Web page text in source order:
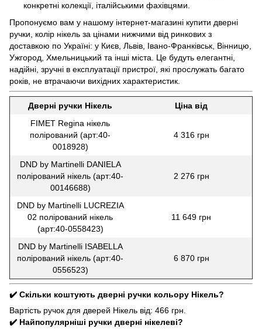
конкретні колекції, італійськими фахівцями.
Пропонуємо вам у нашому інтернет-магазині купити дверні
ручки, колір нікель за цінами нижчими від ринкових з
доставкою по Україні: у Києв, Львів, Івано-Франківськ, Вінницю,
Ужгород, Хмельницький та інші міста. Це будуть елегантні,
надійні, зручні в експлуатації пристрої, які прослужать багато
років, не втрачаючи вихідних характеристик.
Дверні ручки Нікель
Ціна від
FIMET Regina нікель
полірований (арт:40-
0018928)
4 316 грн
DND by Martinelli DANIELA
полірований нікель (арт:40-
00146688)
2 276 грн
DND by Martinelli LUCREZIA
02 полірований нікель
(арт:40-0558423)
11 649 грн
DND by Martinelli ISABELLA
полірований нікель (арт:40-
0556523)
6 870 грн
✔️ Скільки коштують дверні ручки кольору Нікель?
Вартість ручок для дверей Нікель від: 466 грн.
✔️ Найпопулярніші ручки дверні нікелеві?